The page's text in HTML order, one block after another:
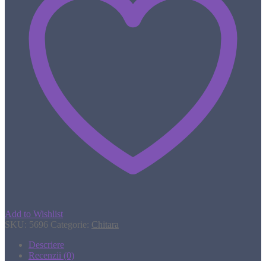
Add to Wishlist
SKU: 5696 Categorie: Chitara
Descriere
Recenzii (0)